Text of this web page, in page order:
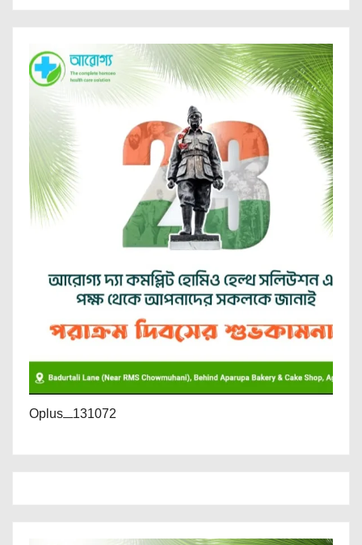
Oplus_131072